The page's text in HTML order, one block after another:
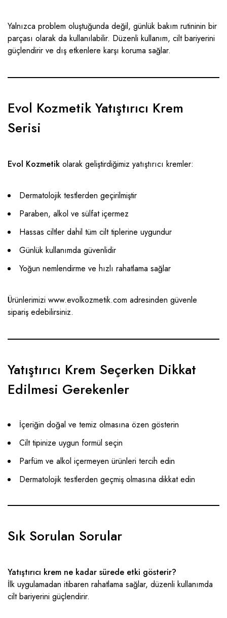
Yalnızca problem oluştuğunda değil, günlük bakım rutininin bir
parçası olarak da kullanılabilir. Düzenli kullanım, cilt bariyerini
güçlendirir ve dış etkenlere karşı koruma sağlar.
Evol Kozmetik Yatıştırıcı Krem
Serisi
Evol Kozmetik olarak geliştirdiğimiz yatıştırıcı kremler:
Dermatolojik testlerden geçirilmiştir
Paraben, alkol ve sülfat içermez
Hassas ciltler dahil tüm cilt tiplerine uygundur
Günlük kullanımda güvenlidir
Yoğun nemlendirme ve hızlı rahatlama sağlar
Ürünlerimizi www.evolkozmetik.com adresinden güvenle
sipariş edebilirsiniz.
Yatıştırıcı Krem Seçerken Dikkat
Edilmesi Gerekenler
İçeriğin doğal ve temiz olmasına özen gösterin
Cilt tipinize uygun formül seçin
Parfüm ve alkol içermeyen ürünleri tercih edin
Dermatolojik testlerden geçmiş olmasına dikkat edin
Sık Sorulan Sorular
Yatıştırıcı krem ne kadar sürede etki gösterir?
İlk uygulamadan itibaren rahatlama sağlar, düzenli kullanımda
cilt bariyerini güçlendirir.